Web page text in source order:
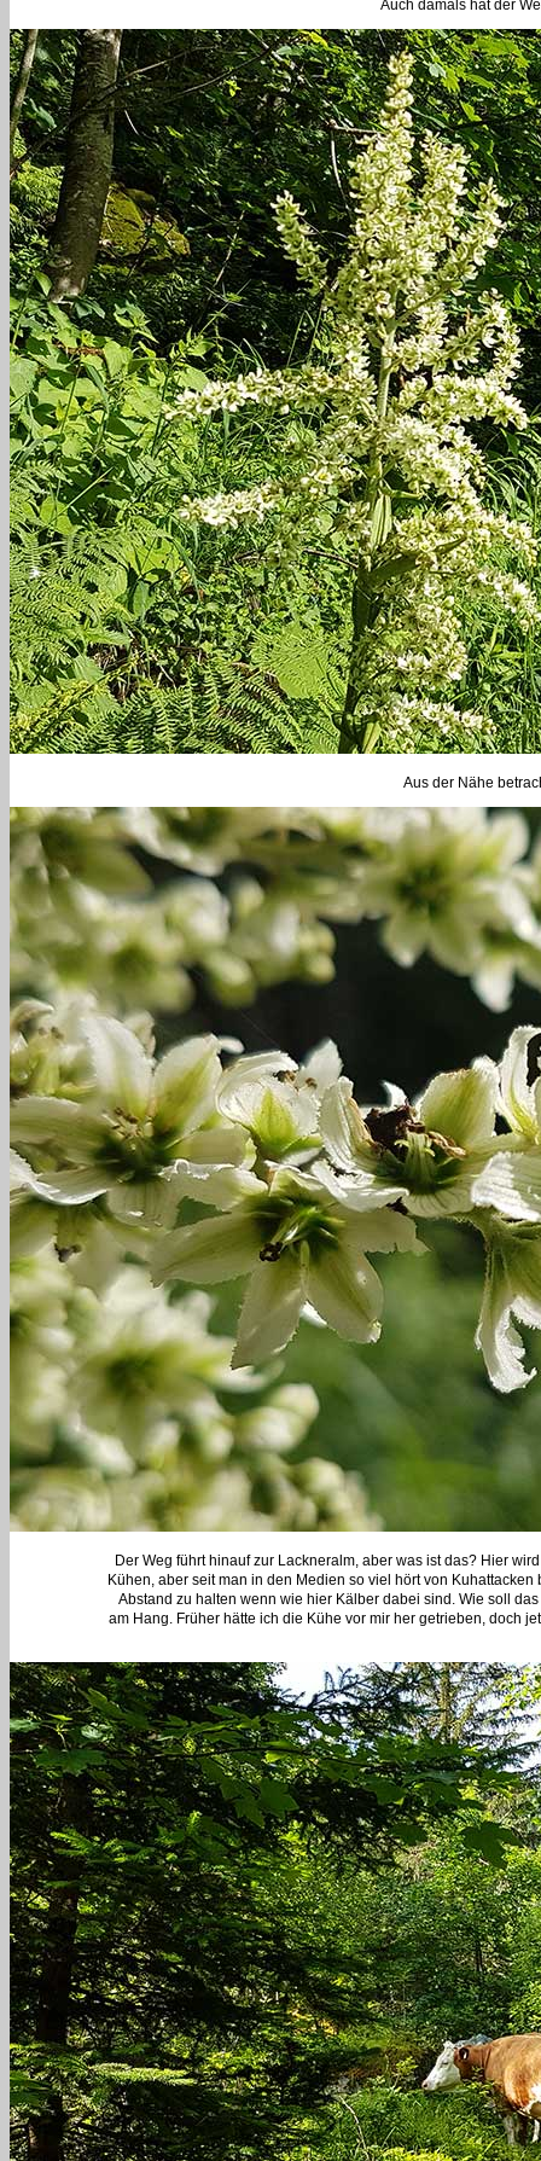
Auch damals hat der
Aus der Nähe
Der Weg führt hinauf zur Lackneralm, aber was ist das? Hier
Kühen, aber seit man in den Medien so viel hört von
Abstand zu halten wenn wie hier Kälber dabei sind. Wie soll
am Hang. Früher hätte ich die Kühe vor mir her getrieben, doch